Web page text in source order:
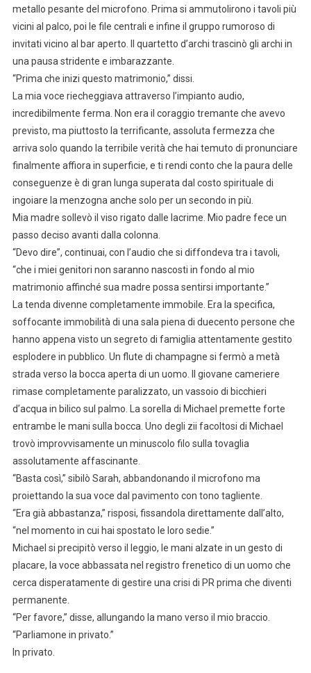
metallo pesante del microfono. Prima si ammutolirono i tavoli più
vicini al palco, poi le file centrali e infine il gruppo rumoroso di
invitati vicino al bar aperto. Il quartetto d’archi trascinò gli archi in
una pausa stridente e imbarazzante.
“Prima che inizi questo matrimonio,” dissi.
La mia voce riecheggiava attraverso l’impianto audio,
incredibilmente ferma. Non era il coraggio tremante che avevo
previsto, ma piuttosto la terrificante, assoluta fermezza che
arriva solo quando la terribile verità che hai temuto di pronunciare
finalmente affiora in superficie, e ti rendi conto che la paura delle
conseguenze è di gran lunga superata dal costo spirituale di
ingoiare la menzogna anche solo per un secondo in più.
Mia madre sollevò il viso rigato dalle lacrime. Mio padre fece un
passo deciso avanti dalla colonna.
“Devo dire”, continuai, con l’audio che si diffondeva tra i tavoli,
“che i miei genitori non saranno nascosti in fondo al mio
matrimonio affinché sua madre possa sentirsi importante.”
La tenda divenne completamente immobile. Era la specifica,
soffocante immobilità di una sala piena di duecento persone che
hanno appena visto un segreto di famiglia attentamente gestito
esplodere in pubblico. Un flute di champagne si fermò a metà
strada verso la bocca aperta di un uomo. Il giovane cameriere
rimase completamente paralizzato, un vassoio di bicchieri
d’acqua in bilico sul palmo. La sorella di Michael premette forte
entrambe le mani sulla bocca. Uno degli zii facoltosi di Michael
trovò improvvisamente un minuscolo filo sulla tovaglia
assolutamente affascinante.
“Basta così,” sibilò Sarah, abbandonando il microfono ma
proiettando la sua voce dal pavimento con tono tagliente.
“Era già abbastanza,” risposi, fissandola direttamente dall’alto,
“nel momento in cui hai spostato le loro sedie.”
Michael si precipitò verso il leggio, le mani alzate in un gesto di
placare, la voce abbassata nel registro frenetico di un uomo che
cerca disperatamente di gestire una crisi di PR prima che diventi
permanente.
“Per favore,” disse, allungando la mano verso il mio braccio.
“Parliamone in privato.”
In privato.